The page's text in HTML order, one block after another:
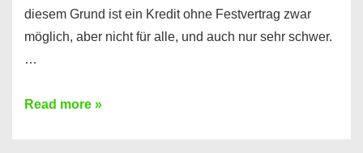
diesem Grund ist ein Kredit ohne Festvertrag zwar
möglich, aber nicht für alle, und auch nur sehr schwer.
…
Ist
Read more »